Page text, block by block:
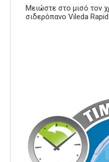
Μειώστε στο μισό τον
σιδερόπανο Vileda